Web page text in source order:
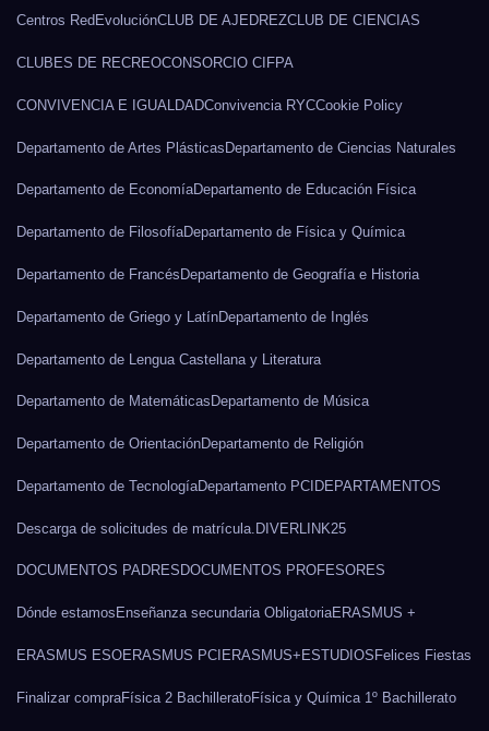
Centros RedEvoluciónCLUB DE AJEDREZCLUB DE CIENCIAS
CLUBES DE RECREOCONSORCIO CIFPA
CONVIVENCIA E IGUALDADConvivencia RYCCookie Policy
Departamento de Artes PlásticasDepartamento de Ciencias Naturales
Departamento de EconomíaDepartamento de Educación Física
Departamento de FilosofíaDepartamento de Física y Química
Departamento de Francés Departamento de Geografía e Historia
Departamento de Griego y LatínDepartamento de Inglés
Departamento de Lengua Castellana y Literatura
Departamento de Matemáticas Departamento de Música
Departamento de OrientaciónDepartamento de Religión
Departamento de TecnologíaDepartamento PCI DEPARTAMENTOS
Descarga de solicitudes de matrícula. DIVERLINK25
DOCUMENTOS PADRES DOCUMENTOS PROFESORES
Dónde estamos Enseñanza secundaria ObligatoriaERASMUS +
ERASMUS ESOERASMUS PCI ERASMUS+ ESTUDIOS Felices Fiestas
Finalizar compraFísica 2 BachilleratoFísica y Química 1º Bachillerato